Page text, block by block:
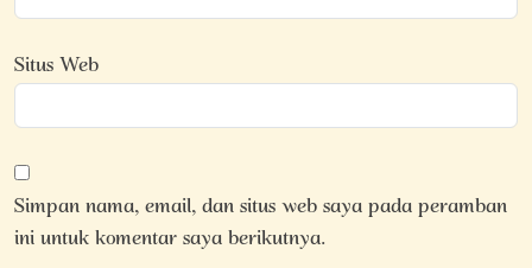
Situs Web
Simpan nama, email, dan situs web saya pada peramban
ini untuk komentar saya berikutnya.